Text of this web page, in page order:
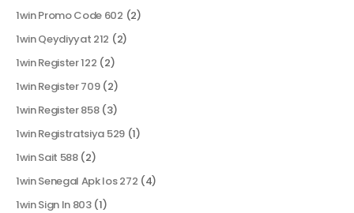
1win Promo Code 602 (2)
1win Qeydiyyat 212 (2)
1win Register 122 (2)
1win Register 709(2)
1win Register 858(3)
1win Registratsiya 529(1)
1win Sait 588(2)
1win Senegal Apk Ios 272 (4)
1win Sign In 803(1)